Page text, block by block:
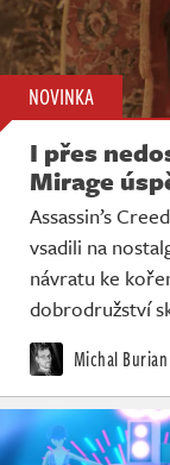
NOVINKA
I přes
Mirage
Assassin’s
vsadili na
návratu ke
dobrodružství
Michal Burian